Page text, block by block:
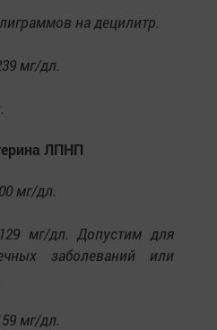
на децилитр.
мг/дл.
ЛПНП
мг/дл.
мг/дл. Допустим для
заболеваний или
мг/дл.